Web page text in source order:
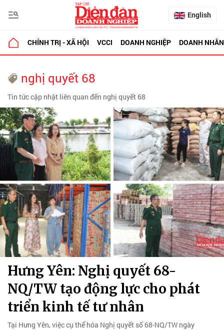
English
CHÍNH TRỊ - XÃ HỘI VCCI DOANH NGHIỆP DOANH NHÂN
nghị quyết 68
Tin tức cập nhật liên quan đến nghị quyết 68
Hưng Yên: Nghị quyết 68-
NQ/TW tạo động lực cho phát
triển kinh tế tư nhân
Tại Hưng Yên, việc cụ thể hóa Nghị quyết số 68-NQ/TW ngày